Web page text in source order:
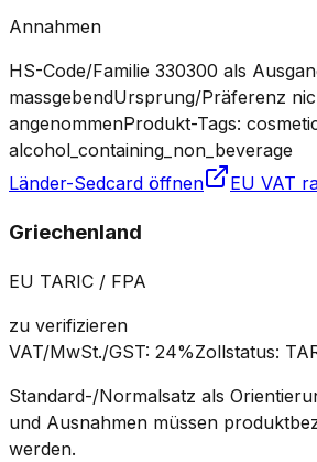
Annahmen
HS-Code/Familie 330300 als
massgebendUrsprung/Präferenz
angenommenProdukt-Tags:
alcohol_containing_non_beverage
Länder-Sedcard öffnen
EU VAT
Griechenland
EU TARIC / FPA
zu verifizieren
VAT/MwSt./GST: 24%Zollstatus:
Standard-/Normalsatz als
und Ausnahmen müssen
werden.